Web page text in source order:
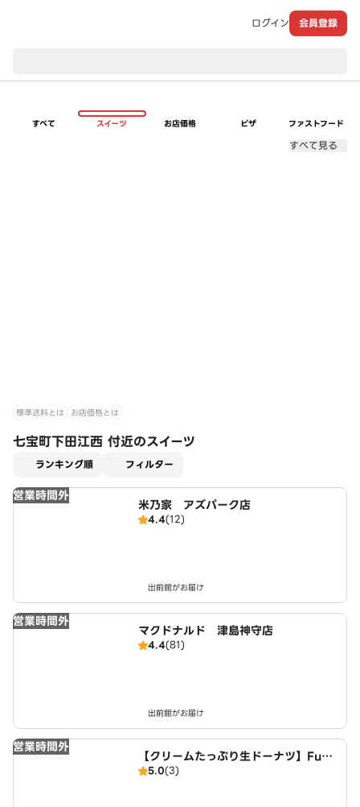
ログイン 会員登録
すべて スイーツ お店価格 ピザ ファストフード
すべて見る
標準送料とは お店価格とは
七宝町下田江西 付近のスイーツ
ランキング順 フィルター
営業時間外
米乃家 アズパーク店
4.4(12)
出前館がお届け
営業時間外
マクドナルド 津島神守店
4.4(81)
出前館がお届け
営業時間外
【クリームたっぷり生ドーナツ】FuW
aDonuts 丹波川中店
5.0(3)